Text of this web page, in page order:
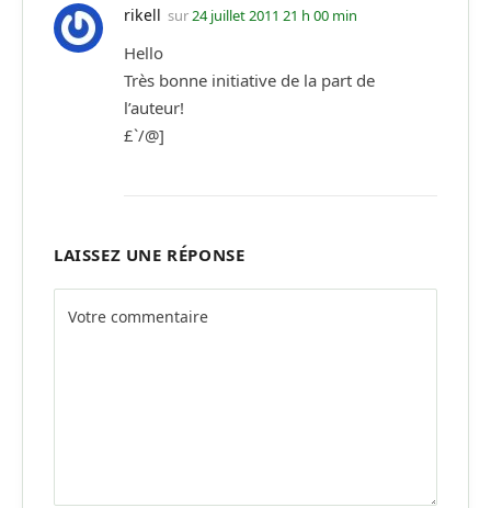
rikell sur24 juillet 2011 21 h 00 min
Hello
Très bonne initiative de la part de
l’auteur!
£`/@]
LAISSEZ UNE RÉPONSE